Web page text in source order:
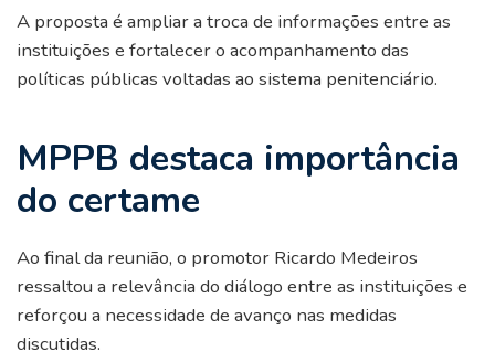
A proposta é ampliar a troca de informações entre as
instituições e fortalecer o acompanhamento das
políticas públicas voltadas ao sistema penitenciário.
MPPB destaca importância
do certame
Ao final da reunião, o promotor Ricardo Medeiros
ressaltou a relevância do diálogo entre as instituições e
reforçou a necessidade de avanço nas medidas
discutidas.